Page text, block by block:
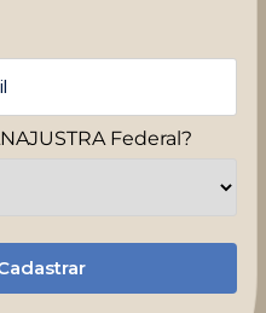
Federal?